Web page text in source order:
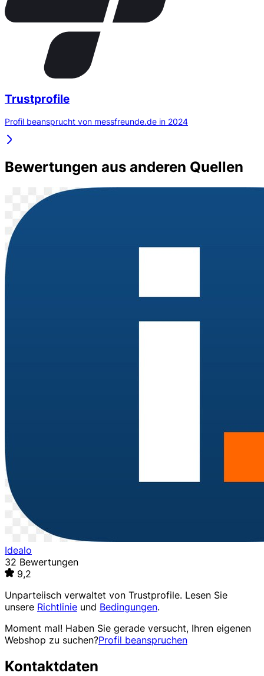
Trustprofile
Profil beansprucht von messfreunde.de in 2024
Bewertungen aus anderen Quellen
Idealo
32 Bewertungen
9,2
Unparteiisch verwaltet von Trustprofile. Lesen Sie
unsere Richtlinie und Bedingungen.
Moment mal! Haben Sie gerade versucht, Ihren eigenen
Webshop zu suchen?Profil beanspruchen
Kontaktdaten